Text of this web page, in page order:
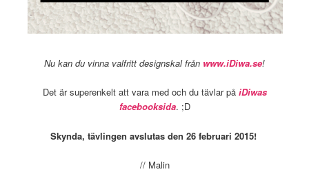
Nu kan du vinna valfritt designskal från www.iDiwa.se!
Det är superenkelt att vara med och du tävlar påiDiwas
facebooksida. ;D
Skynda, tävlingen avslutas den 26 februari 2015!
// Malin